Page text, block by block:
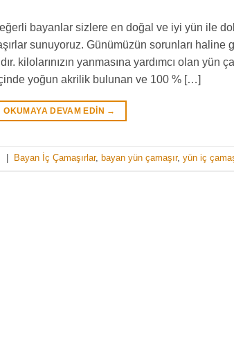
bayanlar sizlere en doğal ve iyi yün ile
sunuyoruz. Günümüzün sorunları haline
kilolarınızın yanmasına yardımcı olan yün
yoğun akrilik bulunan ve 100 % […]
OKUMAYA DEVAM EDIN →
Bayan İç Çamaşırlar, bayan yün çamaşır, yün iç